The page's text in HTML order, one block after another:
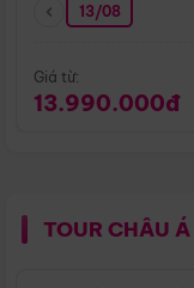
13/08
Giá từ:
13.990.000đ
TOUR CHÂU Á